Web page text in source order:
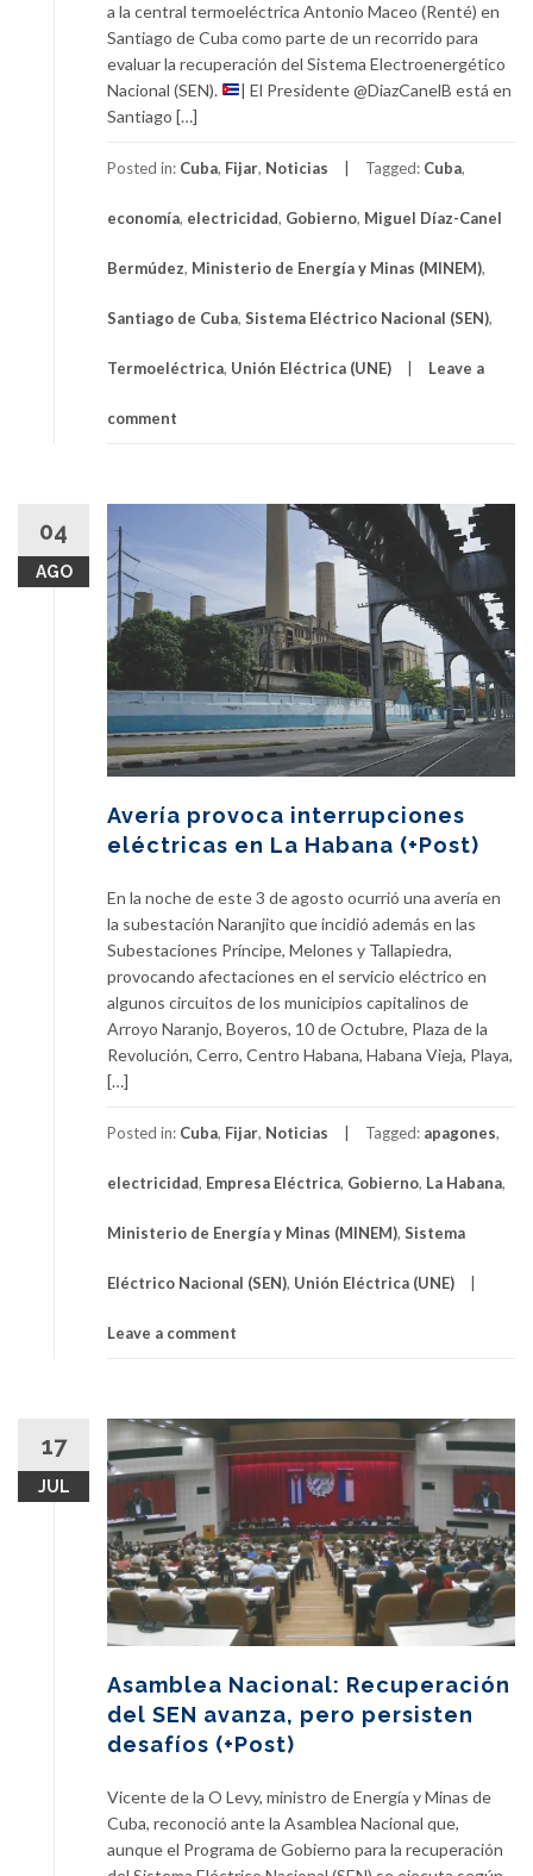
a la central termoeléctrica Antonio Maceo (Renté) en
Santiago de Cuba como parte de un recorrido para
evaluar la recuperación del Sistema Electroenergético
Nacional (SEN).
| El Presidente @DiazCanelB está en
Santiago […]
Posted in: Cuba, Fijar, Noticias Tagged: Cuba,
economía, electricidad, Gobierno, Miguel Díaz-Canel
Bermúdez, Ministerio de Energía y Minas (MINEM),
Santiago de Cuba, Sistema Eléctrico Nacional (SEN),
Termoeléctrica, Unión Eléctrica (UNE) Leave a
comment
04
AGO
Avería provoca interrupciones
eléctricas en La Habana (+Post)
En la noche de este 3 de agosto ocurrió una avería en
la subestación Naranjito que incidió además en las
Subestaciones Príncipe, Melones y Tallapiedra,
provocando afectaciones en el servicio eléctrico en
algunos circuitos de los municipios capitalinos de
Arroyo Naranjo, Boyeros, 10 de Octubre, Plaza de la
Revolución, Cerro, Centro Habana, Habana Vieja, Playa,
[…]
Posted in: Cuba, Fijar, Noticias Tagged: apagones,
electricidad, Empresa Eléctrica, Gobierno, La Habana,
Ministerio de Energía y Minas (MINEM), Sistema
Eléctrico Nacional (SEN), Unión Eléctrica (UNE)
Leave a comment
17
JUL
Asamblea Nacional: Recuperación
del SEN avanza, pero persisten
desafíos (+Post)
Vicente de la O Levy, ministro de Energía y Minas de
Cuba, reconoció ante la Asamblea Nacional que,
aunque el Programa de Gobierno para la recuperación